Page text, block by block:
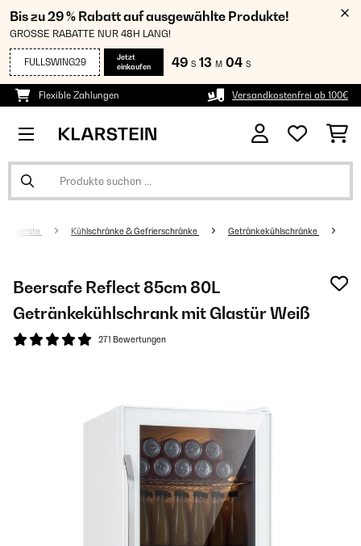
Bis zu 29 % Rabatt auf ausgewählte Produkte!
GROSSE RABATTE NUR 48H LANG!
FULLSWING29
Jetzt
einkaufen
49 S 13 M 04 S
Flexible Zahlungen Versandkostenfrei ab 100€
Kühlschränke & Gefrierschränke Getränkekühlschränke
Beersafe Reflect 85cm 80L
Getränkekühlschrank mit Glastür​ Weiß
271 Bewertungen